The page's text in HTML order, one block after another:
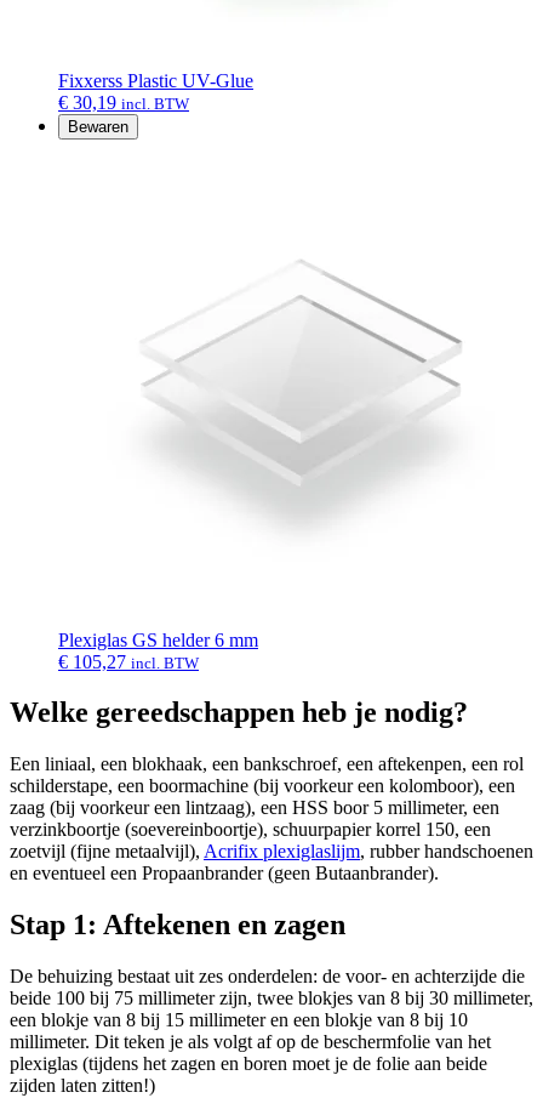
Fixxerss Plastic UV-Glue
€ 30,19 incl. BTW
Bewaren
Plexiglas GS helder 6 mm
€ 105,27 incl. BTW
Welke gereedschappen heb je nodig?
Een liniaal, een blokhaak, een bankschroef, een aftekenpen, een rol
schilderstape, een boormachine (bij voorkeur een kolomboor), een
zaag (bij voorkeur een lintzaag), een HSS boor 5 millimeter, een
verzinkboortje (soevereinboortje), schuurpapier korrel 150, een
zoetvijl (fijne metaalvijl), Acrifix plexiglaslijm, rubber handschoenen
en eventueel een Propaanbrander (geen Butaanbrander).
Stap 1: Aftekenen en zagen
De behuizing bestaat uit zes onderdelen: de voor- en achterzijde die
beide 100 bij 75 millimeter zijn, twee blokjes van 8 bij 30 millimeter,
een blokje van 8 bij 15 millimeter en een blokje van 8 bij 10
millimeter. Dit teken je als volgt af op de beschermfolie van het
plexiglas (tijdens het zagen en boren moet je de folie aan beide
zijden laten zitten!)